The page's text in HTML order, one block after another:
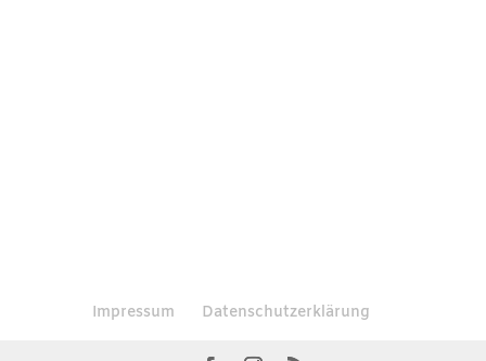
Impressum Datenschutzerklärung